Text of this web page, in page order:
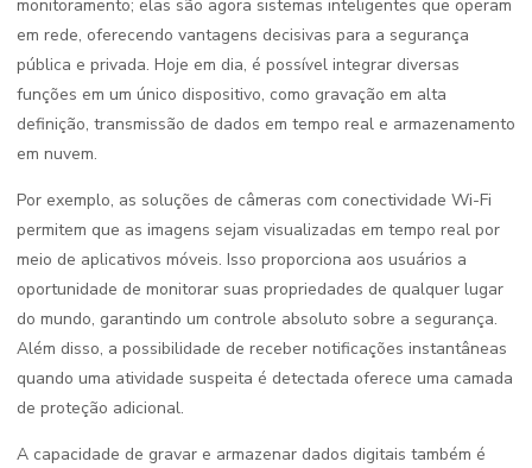
monitoramento; elas são agora sistemas inteligentes que operam
em rede, oferecendo vantagens decisivas para a segurança
pública e privada. Hoje em dia, é possível integrar diversas
funções em um único dispositivo, como gravação em alta
definição, transmissão de dados em tempo real e armazenamento
em nuvem.
Por exemplo, as soluções de câmeras com conectividade Wi-Fi
permitem que as imagens sejam visualizadas em tempo real por
meio de aplicativos móveis. Isso proporciona aos usuários a
oportunidade de monitorar suas propriedades de qualquer lugar
do mundo, garantindo um controle absoluto sobre a segurança.
Além disso, a possibilidade de receber notificações instantâneas
quando uma atividade suspeita é detectada oferece uma camada
de proteção adicional.
A capacidade de gravar e armazenar dados digitais também é